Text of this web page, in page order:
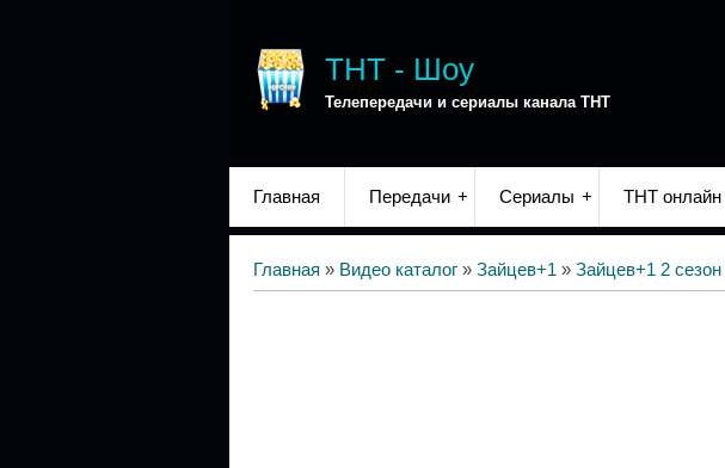
ТНТ - Шоу
Телепередачи и сериалы канала ТНТ
Главная Передачи Сериалы ТНТ онлайн
Главная » Видео каталог » Зайцев+1 » Зайцев+1 2 сезон